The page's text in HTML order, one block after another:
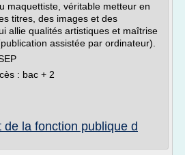
maquettiste, véritable metteur en
titres, des images et des
allie qualités artistiques et maîtrise
assistée par ordinateur).
: bac + 2
de la fonction publique d